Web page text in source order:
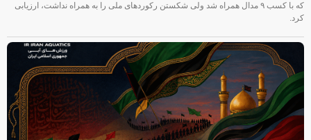
که با کسب ۹ مدال همراه شد ولی شکستن رکوردهای ملی را به همراه نداشت، ارزیابی
کرد.